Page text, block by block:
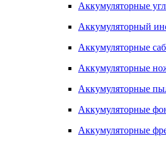
Аккумуляторные
Аккумуляторный
Аккумуляторные
Аккумуляторные
Аккумуляторные
Аккумуляторные
Аккумуляторные